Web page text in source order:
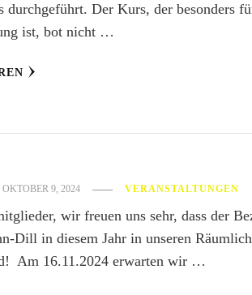
durchgeführt. Der Kurs, der besonders
ist, bot nicht …
OKTOBER 9, 2024 VERANSTALTUNGEN
wir freuen uns sehr, dass der
Dill in diesem Jahr in unseren
Am 16.11.2024 erwarten wir …